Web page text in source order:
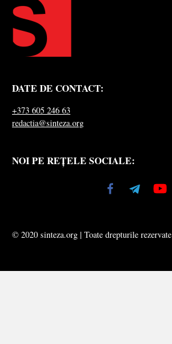
DATE DE CONTACT:
+373 605 246 63
redactia@sinteza.org
NOI PE REȚELE SOCIALE:
© 2020 sinteza.org | Toate drepturile rezervate